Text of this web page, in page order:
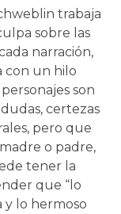
trabaja
sobre las
narración,
con un hilo
son
certezas
pero que
o padre,
tener la
que “lo
y lo hermoso